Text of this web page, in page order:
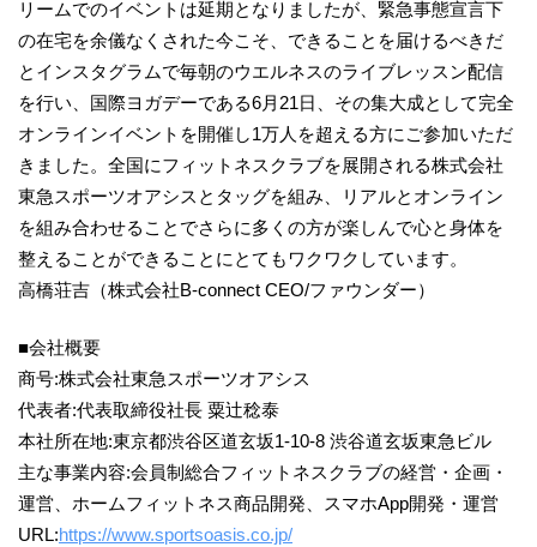
リームでのイベントは延期となりましたが、緊急事態宣言下
の在宅を余儀なくされた今こそ、できることを届けるべきだ
とインスタグラムで毎朝のウエルネスのライブレッスン配信
を行い、国際ヨガデーである6月21日、その集大成として完全
オンラインイベントを開催し1万人を超える方にご参加いただ
きました。全国にフィットネスクラブを展開される株式会社
東急スポーツオアシスとタッグを組み、リアルとオンライン
を組み合わせることでさらに多くの方が楽しんで心と身体を
整えることができることにとてもワクワクしています。
高橋荘吉（株式会社B-connect CEO/ファウンダー）
■会社概要
商号:株式会社東急スポーツオアシス
代表者:代表取締役社長 粟辻稔泰
本社所在地:東京都渋谷区道玄坂1-10-8 渋谷道玄坂東急ビル
主な事業内容:会員制総合フィットネスクラブの経営・企画・
運営、ホームフィットネス商品開発、スマホApp開発・運営
URL:https://www.sportsoasis.co.jp/